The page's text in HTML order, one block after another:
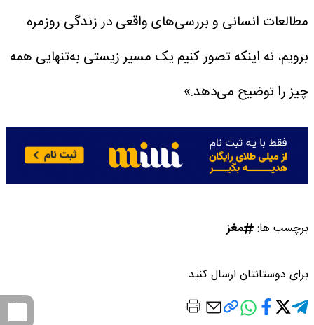
مطالعات انسانی و بررسی‌های واقعی در زندگی روزمره
برویم، نه اینکه تصور کنیم یک مسیر زیستی به‌تنهایی همه
چیز را توضیح می‌دهد.»
برچسب ها: مغز
برای دوستانتان ارسال کنید